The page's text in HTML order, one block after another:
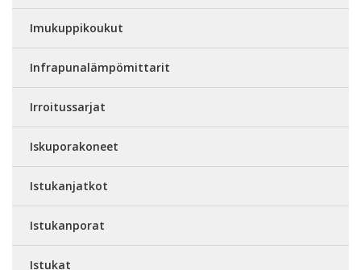
Imukuppikoukut
Infrapunalämpömittarit
Irroitussarjat
Iskuporakoneet
Istukanjatkot
Istukanporat
Istukat